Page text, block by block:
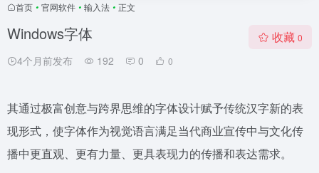
首页 • 官网软件 • 输入法 • 正文
Windows字体
4个月前发布 192 0 0
收藏 0
其通过极富创意与跨界思维的字体设计赋予传统汉字新的表
现形式，使字体作为视觉语言满足当代商业宣传中与文化传
播中更直观、更有力量、更具表现力的传播和表达需求。